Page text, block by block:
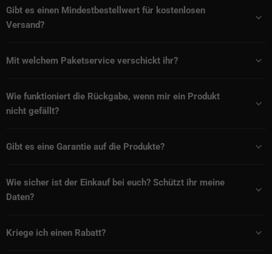
Gibt es einen Mindestbestellwert für kostenlosen
Versand?
Mit welchem Paketservice verschickt ihr?
Wie funktioniert die Rückgabe, wenn mir ein Produkt
nicht gefällt?
Gibt es eine Garantie auf die Produkte?
Wie sicher ist der Einkauf bei euch? Schützt ihr meine
Daten?
Kriege ich einen Rabatt?